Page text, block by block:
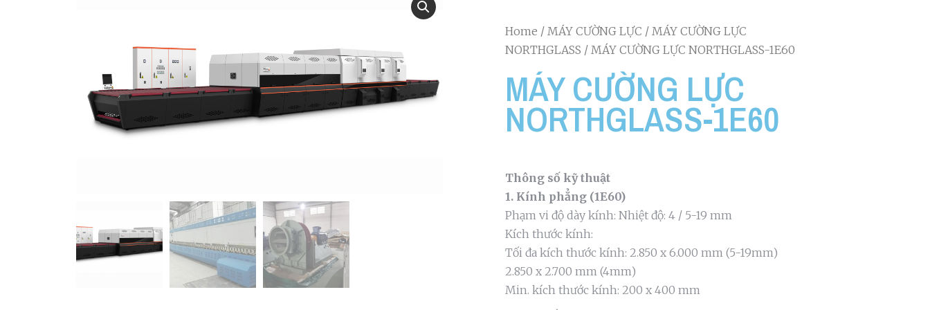
Home / MÁY CƯỜNG LỰC / MÁY CƯỜNG LỰC
NORTHGLASS / MÁY CƯỜNG LỰC NORTHGLASS-1E60
MÁY CƯỜNG LỰC
NORTHGLASS-1E60
Thông số kỹ thuật
1. Kính phẳng (1E60)
Phạm vi độ dày kính: Nhiệt độ: 4 / 5-19 mm
Kích thước kính:
Tối đa kích thước kính: 2.850 x 6.000 mm (5-19mm)
2.850 x 2.700 mm (4mm)
Min. kích thước kính: 200 x 400 mm